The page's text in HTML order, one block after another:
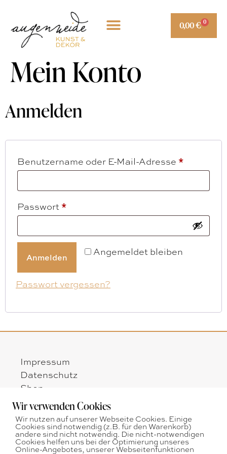
0,00€ 0
Mein Konto
Anmelden
Benutzername oder E-Mail-Adresse *
Passwort*
Angemeldet bleiben
Anmelden
Passwort vergessen?
Impressum
Datenschutz
Shop
Zahlungsarten
Versandarten
Widerrufsbelehrung
AGB
Wir verwenden Cookies
Wir nutzen auf unserer Webseite Cookies. Einige
Cookies sind notwendig (z.B. für den Warenkorb)
andere sind nicht notwendig. Die nicht-notwendigen
Cookies helfen uns bei der Optimierung unseres
Online-Angebotes, unserer Webseitenfunktionen